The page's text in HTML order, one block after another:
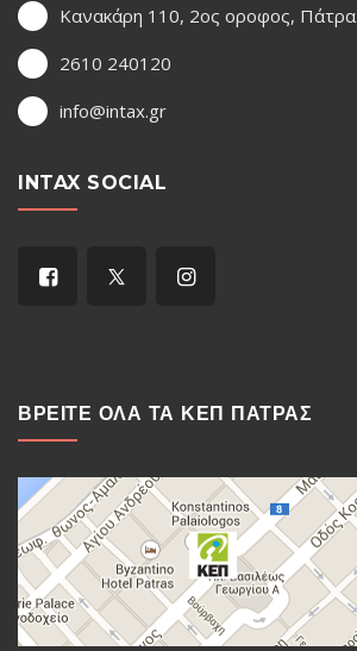
Κανακάρη 110, 2ος οροφος, Πάτρα
2610 240120
info@intax.gr
INTAX SOCIAL
ΒΡΕΙΤΕ ΟΛΑ ΤΑ ΚΕΠ ΠΑΤΡΑΣ